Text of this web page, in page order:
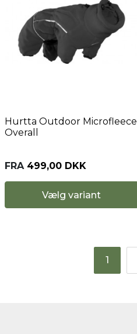
Hurtta Outdoor Microfleece
Overall
FRA 499,00 DKK
Vælg variant
1